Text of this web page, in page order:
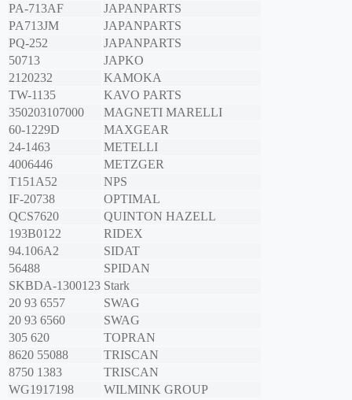
PA-713AF
JAPANPARTS
PA713JM
JAPANPARTS
PQ-252
JAPANPARTS
50713
JAPKO
2120232
KAMOKA
TW-1135
KAVO PARTS
350203107000
MAGNETI MARELLI
60-1229D
MAXGEAR
24-1463
METELLI
4006446
METZGER
T151A52
NPS
IF-20738
OPTIMAL
QCS7620
QUINTON HAZELL
193B0122
RIDEX
94.106A2
SIDAT
56488
SPIDAN
SKBDA-1300123 Stark
20 93 6557
SWAG
20 93 6560
SWAG
305 620
TOPRAN
8620 55088
TRISCAN
8750 1383
TRISCAN
WG1917198
WILMINK GROUP